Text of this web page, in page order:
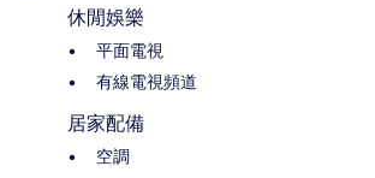
休閒娛樂
平面電視
有線電視頻道
居家配備
空調